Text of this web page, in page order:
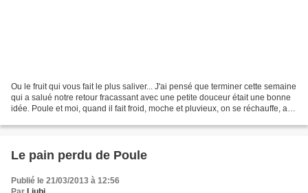
Ou le fruit qui vous fait le plus saliver... J'ai pensé que terminer cette semaine
qui a salué notre retour fracassant avec une petite douceur était une bonne
idée. Poule et moi, quand il fait froid, moche et pluvieux, on se réchauffe, au
Le pain perdu de Poule
Publié le 21/03/2013 à 12:56